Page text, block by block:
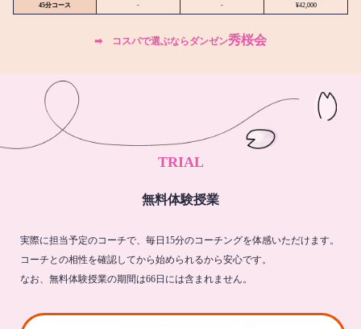
45分コース - - ¥42,000
➡︎ コスパで選ぶならダンゼン秀桜会
TRIAL
無料体験授業
実際に担当予定のコーチで、毎日15分のコーチングを体感いただけます。
コーチとの相性を確認してから始められるから安心です。
なお、無料体験授業の期間は66日には含まれません。